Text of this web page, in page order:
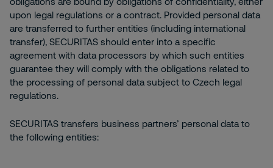
upon legal regulations or a contract. Provided personal data
are transferred to further entities (including international
transfer), SECURITAS should enter into a specific
agreement with data processors by which such entities
guarantee they will comply with the obligations related to
the processing of personal data subject to Czech legal
regulations.
SECURITAS transfers business partners’ personal data to
the following entities: